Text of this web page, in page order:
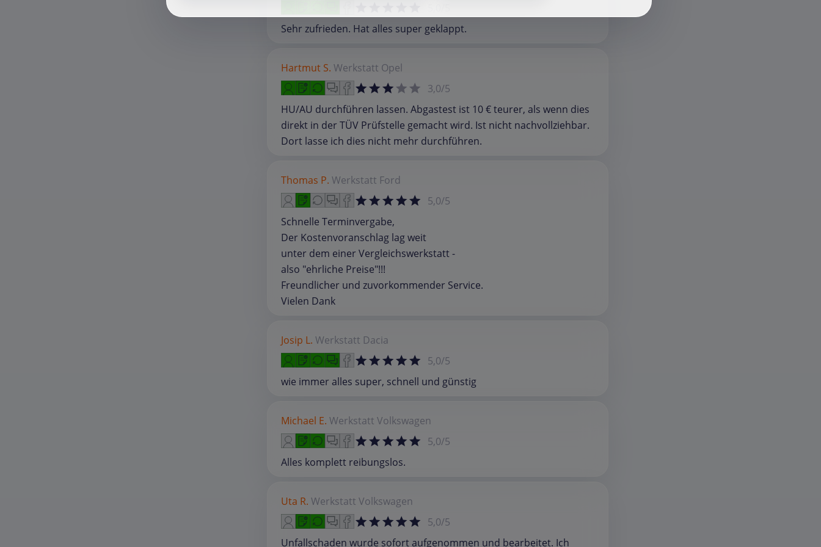
Sehr zufrieden. Hat alles super geklappt.
Hartmut S. Werkstatt Opel
3,0/5
HU/AU durchführen lassen. Abgastest ist 10 € teurer, als wenn dies
direkt in der TÜV Prüfstelle gemacht wird. Ist nicht nachvollziehbar.
Dort lasse ich dies nicht mehr durchführen.
Thomas P. Werkstatt Ford
5,0/5
Schnelle Terminvergabe,
Der Kostenvoranschlag lag weit
unter dem einer Vergleichswerkstatt -
also "ehrliche Preise"!!!
Freundlicher und zuvorkommender Service.
Vielen Dank
Josip L. Werkstatt Dacia
5,0/5
wie immer alles super, schnell und günstig
Michael E. Werkstatt Volkswagen
5,0/5
Alles komplett reibungslos.
Uta R. Werkstatt Volkswagen
5,0/5
Unfallschaden wurde sofort aufgenommen und bearbeitet. Ich